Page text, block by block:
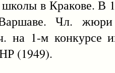
в Кракове. В
Чл. жюри
на 1-м конкурсе
(1949).